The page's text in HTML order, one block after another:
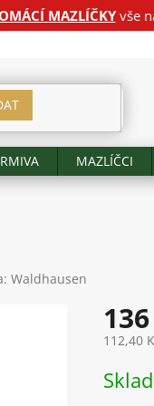
MAZLÍČKYvše
MAZLÍČCI
Waldhausen
112,40
cena: